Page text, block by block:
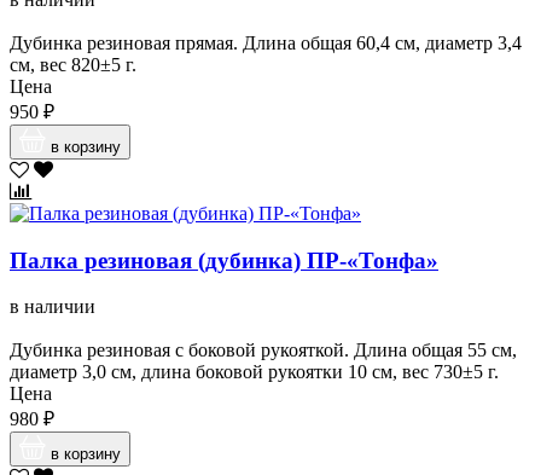
Дубинка резиновая прямая. Длина общая 60,4 см, диаметр 3,4
см, вес 820±5 г.
Цена
950 ₽
в корзину
Палка резиновая (дубинка) ПР-«Тонфа»
в наличии
Дубинка резиновая с боковой рукояткой. Длина общая 55 см,
диаметр 3,0 см, длина боковой рукоятки 10 см, вес 730±5 г.
Цена
980 ₽
в корзину